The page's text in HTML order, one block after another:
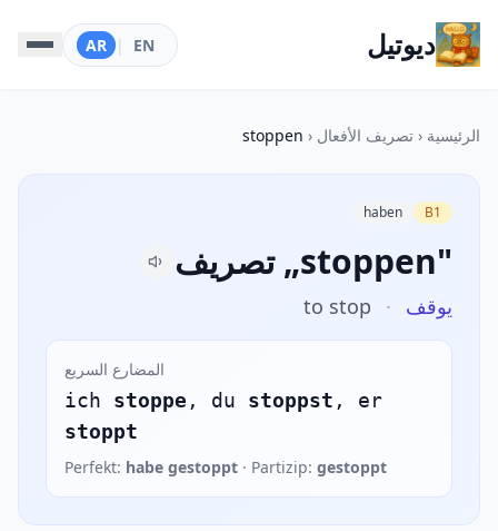
ديوتيل EN
|
AR
الرئيسية ‹ تصريف الأفعال ‹
stoppen
B1
haben
تصريف „stoppen"
يوقف ·
to stop
المضارع السريع
ich stoppe , du stoppst , er
stoppt
Perfekt: habe gestoppt · Partizip: gestoppt